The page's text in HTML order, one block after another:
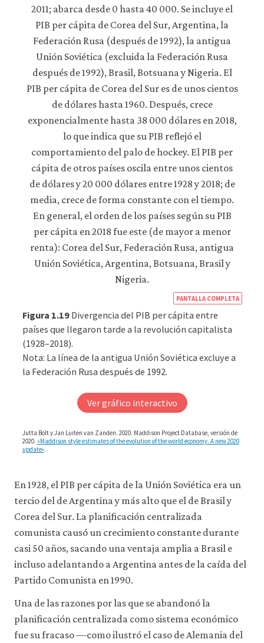
instalarán
vendemos
datos
terceros
empleamos
más
detallada
sobre
cookies
que
utilizamos,
privacidad.
solo
cookies
necesarias
Aceptar
las
cookies
PANTALLA COMPLETA
Figura 1.19 Divergencia del PIB per cápita entre
países que llegaron tarde a la revolución capitalista
(1928–2018).
Nota: La línea de la antigua Unión Soviética excluye a
la Federación Rusa después de 1992.
Ver gráfico interactivo
Jutta Bolt y Jan Luiten van Zanden. 2020. Maddison Project Database, versión de
2020. «Maddison style estimates of the evolution of the world economy. A new 2020
update».
En 1928, el PIB per cápita de la Unión Soviética era un
tercio del de Argentina y más alto que el de Brasil y
Corea del Sur. La planificación centralizada
comunista causó un crecimiento constante durante
casi 50 años, sacando una ventaja amplia a Brasil e
incluso adelantando a Argentina antes de la caída del
Partido Comunista en 1990.
Una de las razones por las que se abandonó la
planificación centralizada como sistema económico
fue su fracaso —como ilustró el caso de Alemania del